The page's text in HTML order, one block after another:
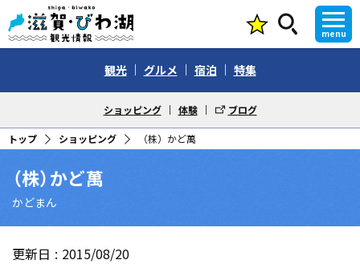
menu
観光 グルメ 宿泊 特集
ショッピング 体験 ブログ
トップ ショッピング （株）かど萬
（株）かど萬
かどまん
更新日 2015/08/20